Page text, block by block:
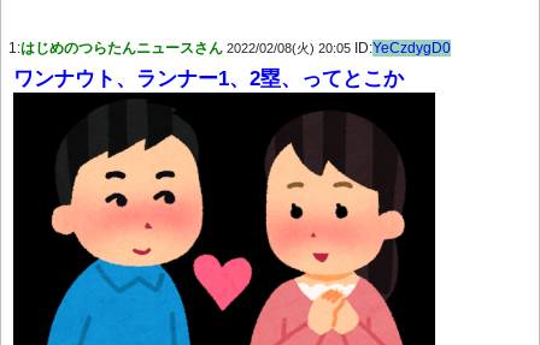
1:はじめのつらたんニュースさん 2022/02/08(火) 20:05 ID:YeCzdygD0
ワンナウト、ランナー1、2塁、ってとこか